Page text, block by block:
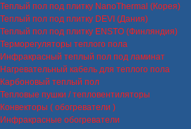
Теплый пол под плитку NanoThermal (Корея)
Теплый пол под плитку DEVI (Дания)
Теплый пол под плитку ENSTO (Финляндия)
Терморегуляторы теплого пола
Инфракрасный теплый пол под ламинат
Нагревательный кабель для теплого пола
Карбоновый теплый пол
Тепловые пушки / тепловентиляторы
Конвекторы ( обогреватели )
Инфракрасные обогреватели